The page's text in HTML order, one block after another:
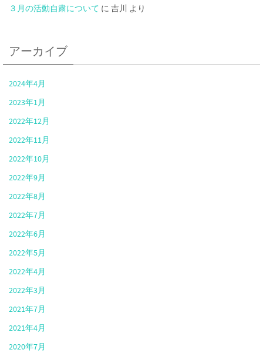
３月の活動自粛について に 吉川 より
アーカイブ
2024年4月
2023年1月
2022年12月
2022年11月
2022年10月
2022年9月
2022年8月
2022年7月
2022年6月
2022年5月
2022年4月
2022年3月
2021年7月
2021年4月
2020年7月